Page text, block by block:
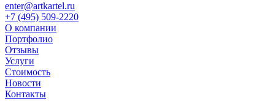
enter@artkartel.ru
+7 (495) 509-2220
О компании
Портфолио
Отзывы
Услуги
Стоимость
Новости
Контакты